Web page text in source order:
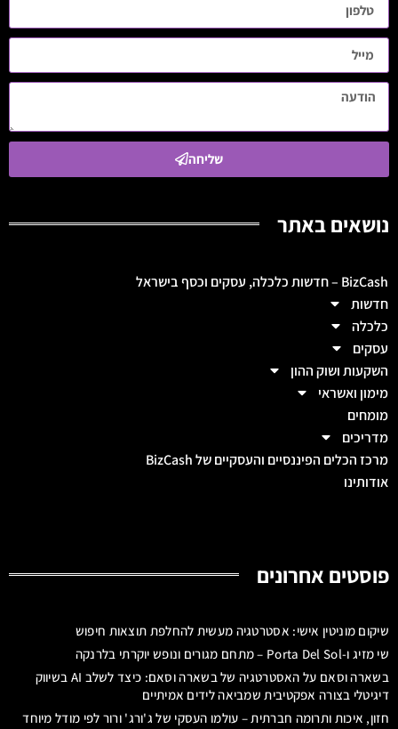
שליחה
נושאים באתר
BizCash – חדשות כלכלה, עסקים וכסף בישראל
חדשות
כלכלה
עסקים
השקעות ושוק ההון
מימון ואשראי
מומחים
מדריכים
מרכז הכלים הפיננסיים והעסקיים של BizCash
אודותינו
פוסטים אחרונים
שיקום מוניטין אישי: אסטרטגיה מעשית להחלפת תוצאות חיפוש
שי מזיג ו-Porta Del Sol – מתחם מגורים ונופש יוקרתי בלרנקה
בשארה וסאם על האסטרטגיה של בשארה וסאם: כיצד לשלב AI בשיווק
דיגיטלי בצורה אפקטיבית שמביאה לידים אמיתיים
חזון, איכות ותרומה חברתית – עולמו העסקי של ג'ורג' ורור לפי מודל מיוחד